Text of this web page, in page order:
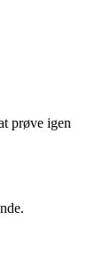
prøve igen